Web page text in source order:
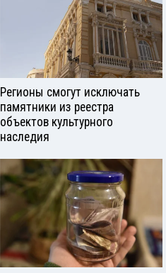
Регионы смогут исключать
памятники из реестра
объектов культурного
наследия